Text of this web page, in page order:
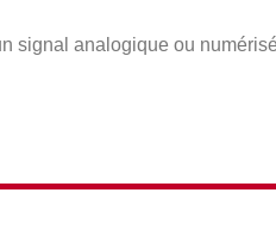
signal analogique ou